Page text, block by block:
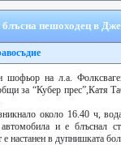
пешоходец в
шофьор на л.а.
за “Кубер прес”,Катя
около 16.40 ч,
автомобила и е блъснал
е настанен в дупнишката